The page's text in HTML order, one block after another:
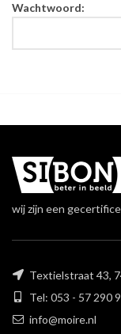
Wachtwoord:
wij zijn een
Textielstraat 43,
Tel: 053 - 57 290
info@moire.nl